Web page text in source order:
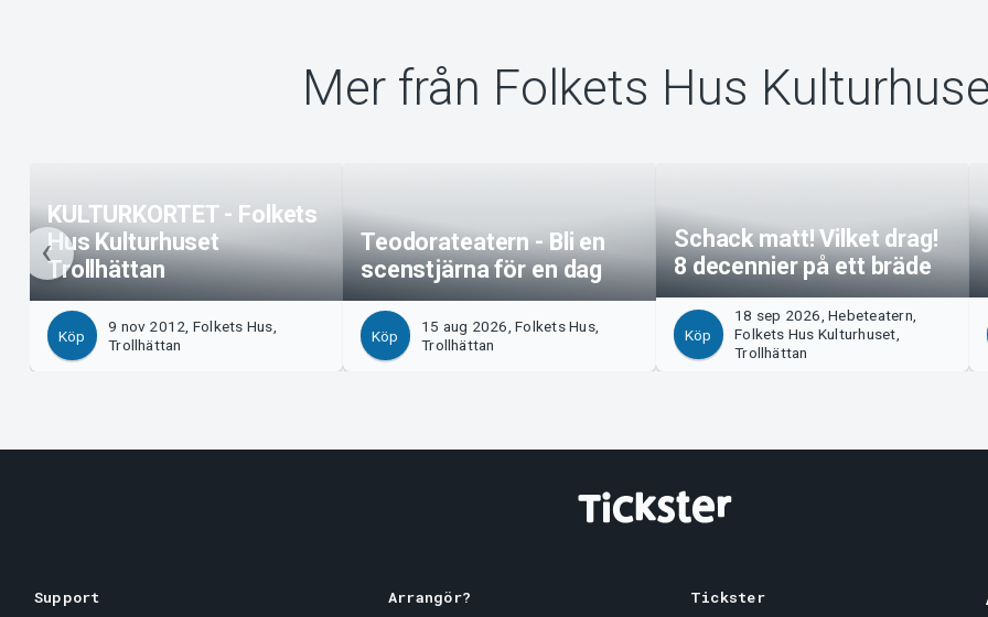
Mer från Folkets Hus
KULTURKORTET - Folkets
Hus Kulturhuset
Trollhättan
Köp
9 nov 2012, Folkets Hus,
Trollhättan
Teodorateatern - Bli en
scenstjärna för en dag
Köp
15 aug 2026, Folkets Hus,
Trollhättan
Schack matt! Vilket drag!
8 decennier på ett bräde
Köp
18 sep 2026, Hebeteatern,
Folkets Hus Kulturhuset,
Trollhättan
Support
Arrangör?
Tickster